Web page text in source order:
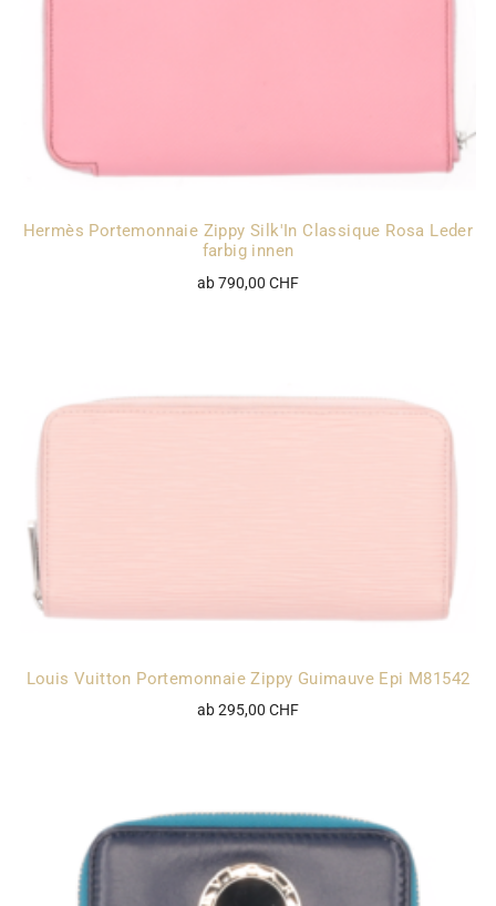
Hermès Portemonnaie Zippy Silk'In Classique Rosa Leder
farbig innen
ab 790,00 CHF
Louis Vuitton Portemonnaie Zippy Guimauve Epi M81542
ab 295,00 CHF